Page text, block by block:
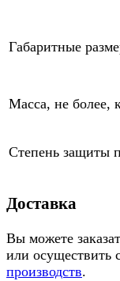
Габаритные
Масса, не более,
Степень защиты
Доставка
Вы можете
или осуществить
производств.